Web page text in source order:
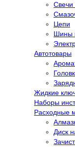
Свечи
Цепи
Шины
Автотовары
Жидкие
Наборы
Расходные
Диск